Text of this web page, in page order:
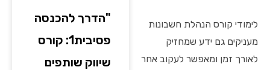
לימודי קורס הנהלת חשבונות
מעניקים גם ידע שמחזיק
לאורך זמן ומאפשר לעקוב אחר
"הדרך להכנסה
פסיבית1: קורס
שיווק שותפים